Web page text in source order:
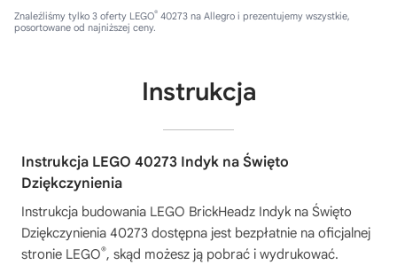
Znaleźliśmy tylko 3 oferty LEGO® 40273 na Allegro i prezentujemy wszystkie,
posortowane od najniższej ceny.
Instrukcja
Instrukcja LEGO 40273 Indyk na Święto
Dziękczynienia
Instrukcja budowania LEGO BrickHeadz Indyk na Święto
Dziękczynienia 40273 dostępna jest bezpłatnie na oficjalnej
stronie LEGO®, skąd możesz ją pobrać i wydrukować.